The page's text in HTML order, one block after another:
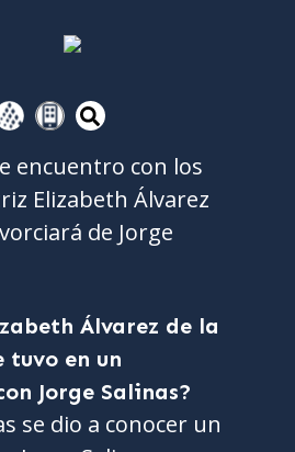
encuentro con los
Elizabeth Álvarez
de Jorge
Álvarez de la
tuvo en un
Jorge Salinas?
se dio a conocer un